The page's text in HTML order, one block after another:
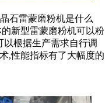
石雷蒙磨粉机是什么
新型雷蒙磨粉机可以粉
以根据生产需求自行调
,性能指标有了大幅度的